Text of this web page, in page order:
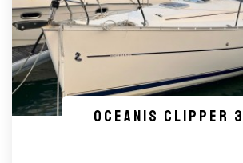
OCEANIS Clipper